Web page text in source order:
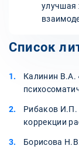
улучшая
Список
Калинин В.А.
Рибаков И.П.
коррекции
Борисова